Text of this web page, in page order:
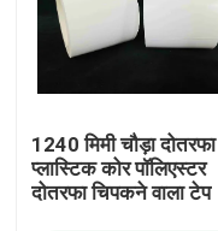
हमारे बारे में
फैक्टरी यात्रा
1240 मिमी चौड़ा दोतरफा
प्लास्टिक कोर पॉलिएस्टर
दोतरफा चिपकने वाला टेप